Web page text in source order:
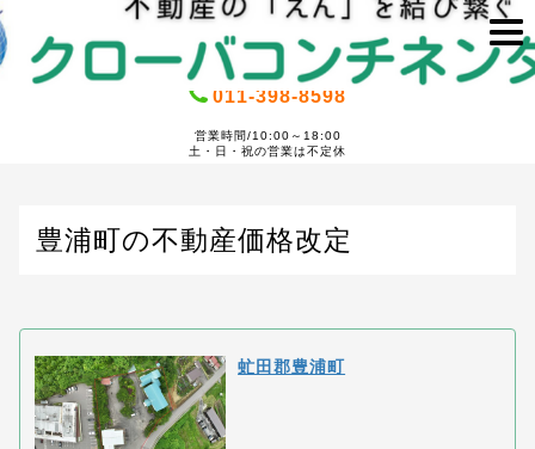
011-398-8598
営業時間/10:00～18:00
土・日・祝の営業は不定休
豊浦町の不動産価格改定
虻田郡豊浦町